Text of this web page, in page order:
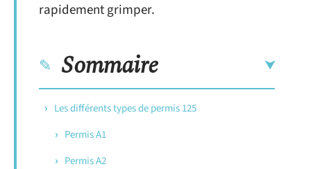
rapidement grimper.
Sommaire
Les différents types de permis 125
Permis A1
Permis A2